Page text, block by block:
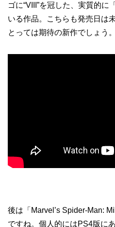
ゴに“VIII”を冠した、実質的
いる作品。こちらも発売日は
とっては期待の新作でしょう。
後は「Marvel’s Spider-Man:
ですね。個人的にはPS4版に